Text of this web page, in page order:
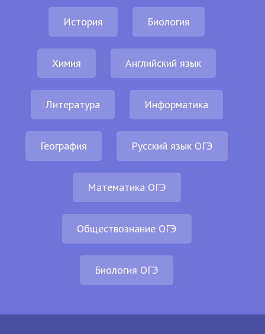
История Биология
Химия Английский язык
Литература Информатика
География Русский язык ОГЭ
Математика ОГЭ
Обществознание ОГЭ
Биология ОГЭ